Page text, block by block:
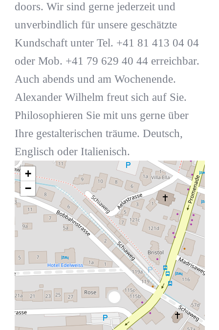
doors. Wir sind gerne jederzeit und
unverbindlich für unsere geschätzte
Kundschaft unter Tel. +41 81 413 04 04
oder Mob. +41 79 629 40 44 erreichbar.
Auch abends und am Wochenende.
Alexander Wilhelm freut sich auf Sie.
Philosophieren Sie mit uns gerne über
Ihre gestalterischen träume. Deutsch,
Englisch oder Italienisch.
+
−